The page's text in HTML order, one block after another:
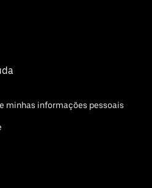
minhas informações pessoais